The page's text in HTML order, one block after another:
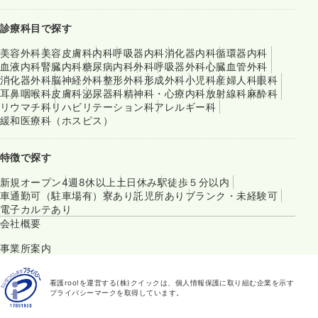
診療科目で探す
美容外科美容皮膚科内科呼吸器内科消化器内科循環器内科
血液内科腎臓内科糖尿病内科外科呼吸器外科心臓血管外科
消化器外科脳神経外科整形外科形成外科小児科産婦人科眼科
耳鼻咽喉科皮膚科泌尿器科精神科・心療内科放射線科麻酔科
リウマチ科リハビリテーション科アレルギー科
緩和医療科（ホスピス）
特徴で探す
新規オープン4週8休以上 土日休み駅徒歩５分以内
車通勤可（駐車場有） 寮あり託児所あり ブランク・未経験可
電子カルテあり
会社概要
事業所案内
看護roo!を運営する(株)クイックは、個人情報保護に取り組む企業を示す
プライバシーマークを取得しています。